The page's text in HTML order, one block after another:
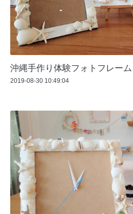
沖縄手作り体験フォトフレー
2019-08-30 10:49:04